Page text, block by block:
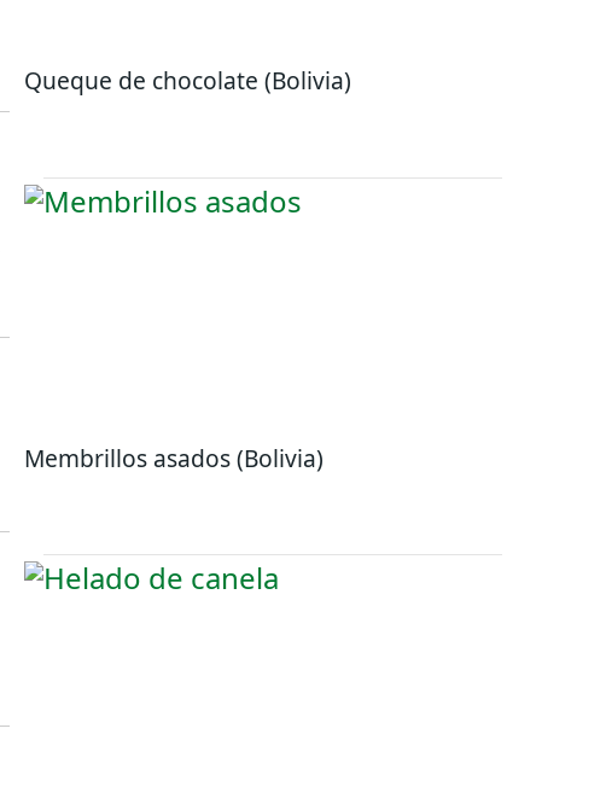
Queque de chocolate (Bolivia)
Membrillos asados (Bolivia)